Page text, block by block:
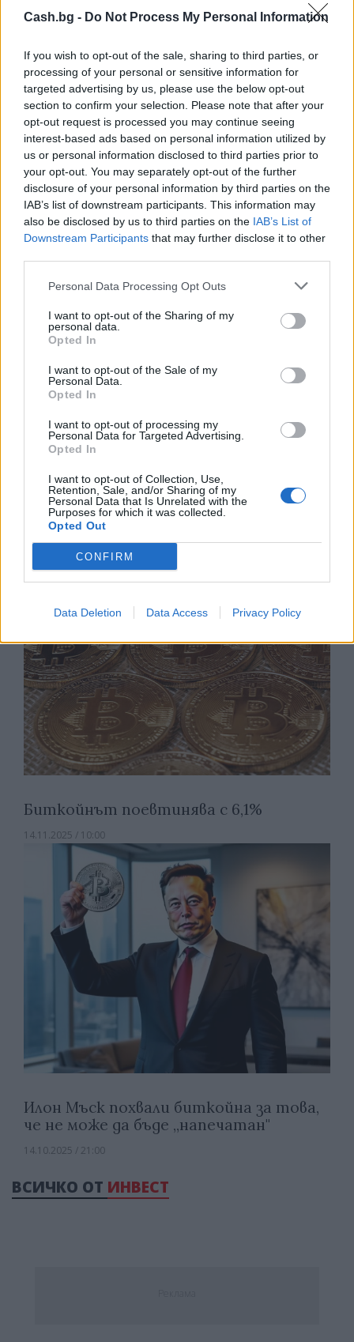
Cash.bg - Do Not Process My Personal Information
If you wish to opt-out of the sale, sharing to third parties, or
processing of your personal or sensitive information for
targeted advertising by us, please use the below opt-out
section to confirm your selection. Please note that after your
opt-out request is processed you may continue seeing
interest-based ads based on personal information utilized by
us or personal information disclosed to third parties prior to
your opt-out. You may separately opt-out of the further
disclosure of your personal information by third parties on the
IAB’s list of downstream participants. This information may
also be disclosed by us to third parties on the IAB’s List of
Downstream Participants that may further disclose it to other
Personal Data Processing Opt Outs
I want to opt-out of the Sharing of my
personal data.
Opted In
I want to opt-out of the Sale of my
Personal Data.
Opted In
I want to opt-out of processing my
Personal Data for Targeted Advertising.
Opted In
I want to opt-out of Collection, Use,
Retention, Sale, and/or Sharing of my
Personal Data that Is Unrelated with the
Purposes for which it was collected.
Opted Out
CONFIRM
Data Deletion Data Access Privacy Policy
Европейските борсови индекси
растат, начело с британския FTSE 100
17.12.2025 / 13:30
Създателят на криптовалутите
TerraUSD и Luna, До Куон, получи 15
години затвор
Биткойнът поевтинява с 6,1%
14.11.2025 / 10:00
Илон Мъск похвали биткойна за това,
че не може да бъде „напечатан"
14.10.2025 / 21:00
ВСИЧКО ОТ ИНВЕСТ